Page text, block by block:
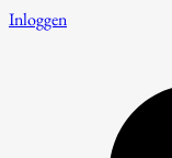
Inloggen